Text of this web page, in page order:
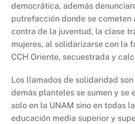
democrática, además
putrefacción donde se cometen
contra de la juventud, la clase
mujeres, al solidarizarse con la
CCH Oriente, secuestrada y
Los llamados de solidaridad
demás planteles se sumen y se
solo en la UNAM sino en todas
educación media superior y